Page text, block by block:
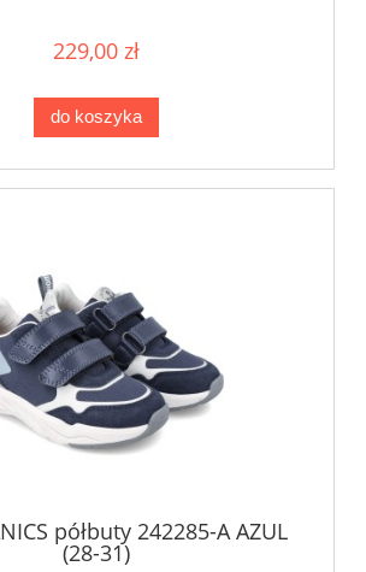
229,00 zł
do koszyka
półbuty 242285-A AZUL
(28-31)